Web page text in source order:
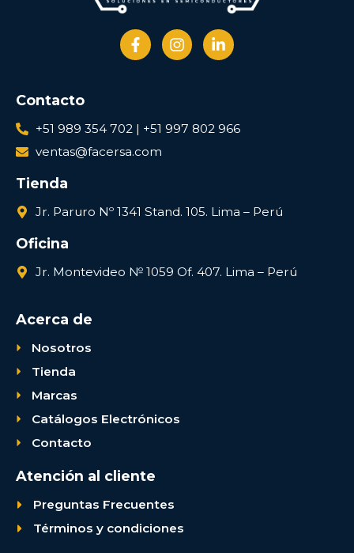
Contacto
+51 989 354 702 | +51 997 802 966
ventas@facersa.com
Tienda
Jr. Paruro Nº 1341 Stand. 105. Lima – Perú
Oficina
Jr. Montevideo № 1059 Of. 407. Lima – Perú
Acerca de
Nosotros
Tienda
Marcas
Catálogos Electrónicos
Contacto
Atención al cliente
Preguntas Frecuentes
Términos y condiciones